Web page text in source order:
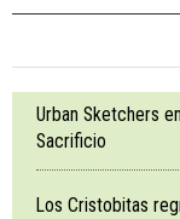
Urban Sketchers
Sacrificio
Los Cristobitas